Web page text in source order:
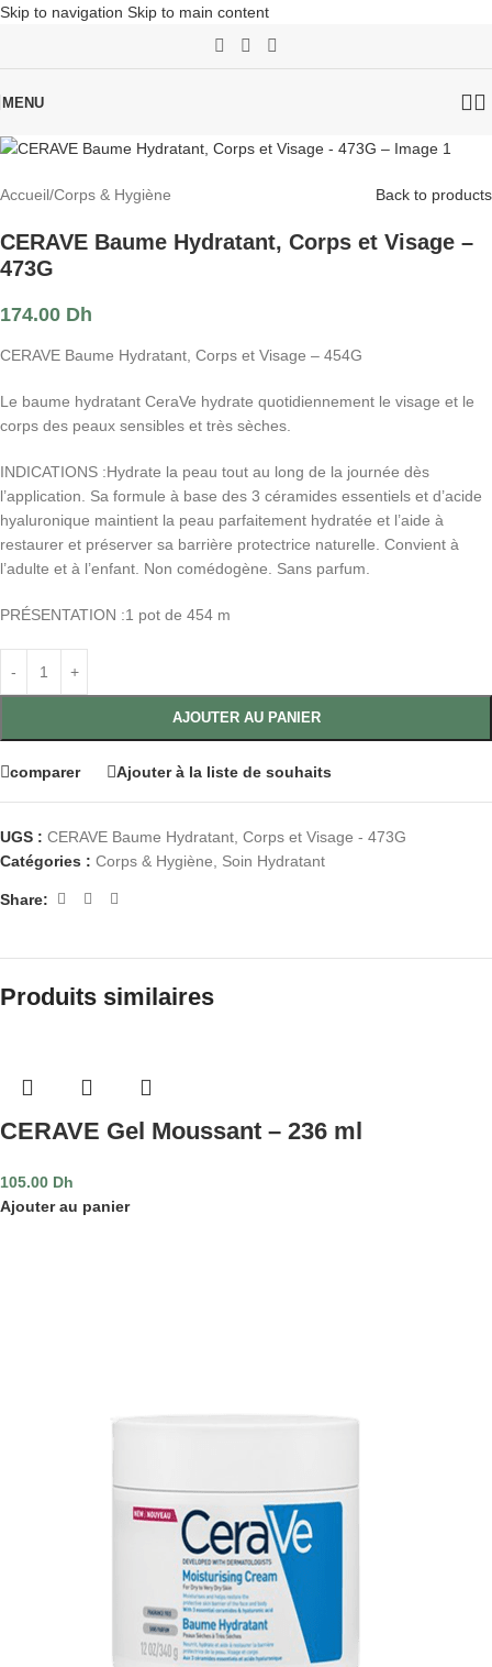
Skip to navigation Skip to main content
MENU
Accueil/Corps & Hygiène Back to products
CERAVE Baume Hydratant, Corps et Visage –
473G
174.00 Dh
CERAVE Baume Hydratant, Corps et Visage – 454G
Le baume hydratant CeraVe hydrate quotidiennement le visage et le
corps des peaux sensibles et très sèches.
INDICATIONS :Hydrate la peau tout au long de la journée dès
l’application. Sa formule à base des 3 céramides essentiels et d’acide
hyaluronique maintient la peau parfaitement hydratée et l’aide à
restaurer et préserver sa barrière protectrice naturelle. Convient à
l’adulte et à l’enfant. Non comédogène. Sans parfum.
PRÉSENTATION :1 pot de 454 m
AJOUTER AU PANIER
comparer Ajouter à la liste de souhaits
UGS : CERAVE Baume Hydratant, Corps et Visage - 473G
Catégories : Corps & Hygiène, Soin Hydratant
Share:
Produits similaires
CERAVE Gel Moussant – 236 ml
105.00 Dh
Ajouter au panier